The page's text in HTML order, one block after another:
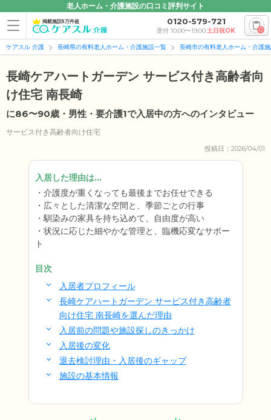
老人ホーム・介護施設の口コミ評判サイト
掲載施設5万件超 0120-579-721
受付 10:00〜19:00土日祝OK 0
ケアスル 介護 長崎県の有料老人ホーム・介護施設一覧 長崎市の有料老人ホーム・介護
長崎ケアハートガーデン サービス付き高齢者向
け住宅 南長崎
に86〜90歳・男性・要介護1で入居中の方へのインタビュー
サービス付き高齢者向け住宅
投稿日：2026/04/01
入居した理由は...
介護度が重くなっても最後までお任せできる
広々とした清潔な空間と、季節ごとの行事
馴染みの家具を持ち込めて、自由度が高い
状況に応じた細やかな管理と、臨機応変なサポー
ト
目次
入居者プロフィール
長崎ケアハートガーデン サービス付き高齢者
向け住宅 南長崎を選んだ理由
入居前の問題や施設探しのきっかけ
入居後の変化
退去検討理由・入居後のギャップ
施設の基本情報